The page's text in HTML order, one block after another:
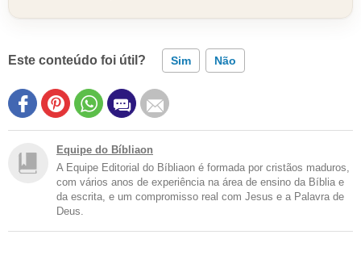
Este conteúdo foi útil? Sim Não
Equipe do Bíbliaon
A Equipe Editorial do Bíbliaon é formada por cristãos maduros,
com vários anos de experiência na área de ensino da Bíblia e
da escrita, e um compromisso real com Jesus e a Palavra de
Deus.